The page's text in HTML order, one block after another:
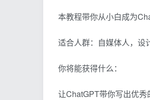
本教程带你从小白成为
适合人群：自媒体人，设
你将能获得什么：
让ChatGPT带你写出优